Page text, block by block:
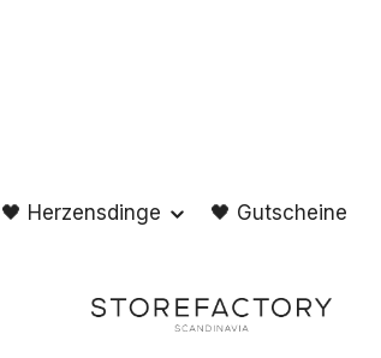
🖤 Herzensdinge 🖤 Gutscheine